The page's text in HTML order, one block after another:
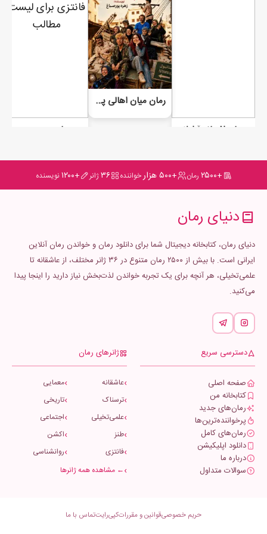
رمان افسانه آرابلا
رمان میان اهالی پایتخت
رمان مبحوس
+۲۵۰۰ رمان +۵۰۰ هزار خواننده ۳۶ژانر +۱۲۰۰ نویسنده
دنیای رمان
دنیای رمان، کتابخانه دیجیتال شما برای دانلود رمان و خواندن رمان آنلاین
ایرانی است. با بیش از ۲۵۰۰ رمان متنوع در ۳۶ ژانر مختلف، از عاشقانه تا
علمی‌تخیلی، هر آنچه برای یک تجربه خواندن لذت‌بخش نیاز دارید را اینجا پیدا
می‌کنید.
دسترسی سریع
صفحه اصلی
کتابخانه من
رمان‌های جدید
پرخواننده‌ترین‌ها
رمان‌های کامل
دانلود اپلیکیشن
درباره ما
سوالات متداول
ژانرهای رمان
عاشقانه
معمایی
ترسناک
تاریخی
علمی‌تخیلی
اجتماعی
طنز
اکشن
فانتزی
روانشناسی
← مشاهده همه ژانرها
حریم خصوصیقوانین و مقرراتکپی‌رایتتماس با ما